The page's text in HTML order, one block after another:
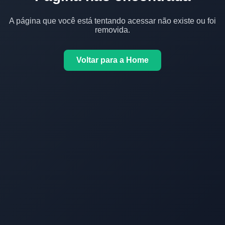
A página que você está tentando acessar não existe ou foi
removida.
Voltar para a Home